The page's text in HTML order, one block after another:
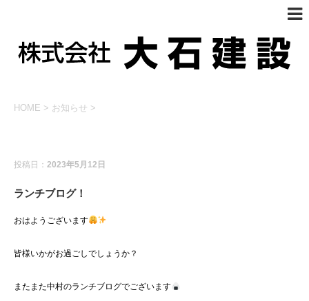
HOME > お知らせ >
投稿日： 2023年5月12日
ランチブログ！
おはようございます
皆様いかがお過ごしでしょうか？
またまた中村のランチブログでございます